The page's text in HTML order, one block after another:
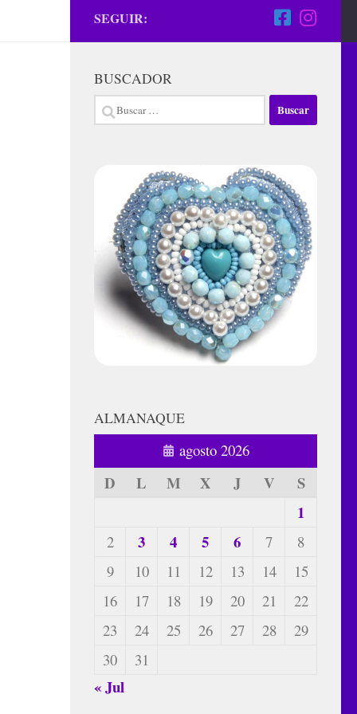
SEGUIR:
BUSCADOR
Buscar:
ALMANAQUE
agosto 2026
D L M X J V
S
1
2 3 4 5 6 7
8
9
10 11 12 13 14
15
16
17 18 19 20 21
22
23
24 25 26 27 28
29
30
31
« Jul